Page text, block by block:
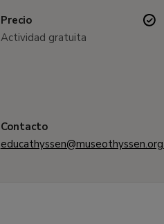
Precio
Actividad gratuita
Contacto
educathyssen@museothyssen.org